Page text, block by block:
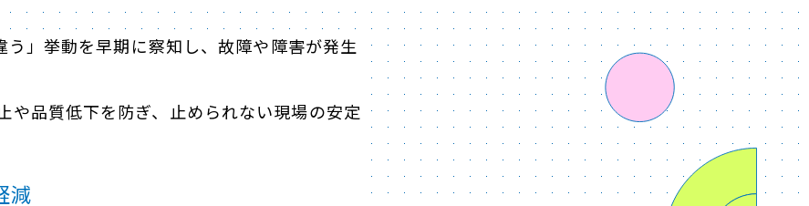
」挙動を早期に察知し、故障や障害が発生
や品質低下を防ぎ、止められない現場の安定
減